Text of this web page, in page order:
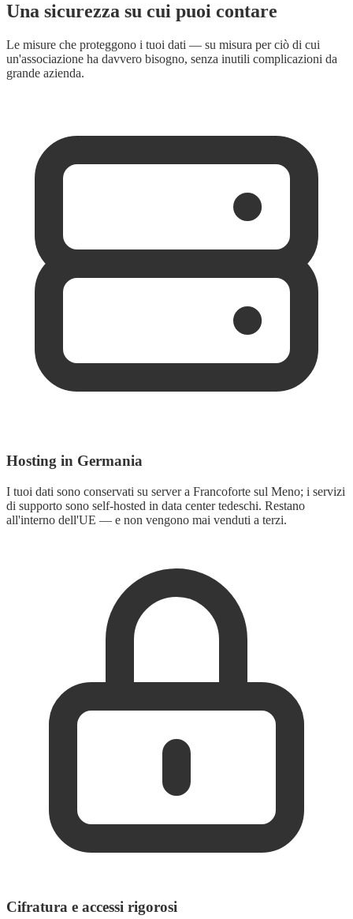
Una sicurezza su cui puoi contare
Le misure che proteggono i tuoi dati — su misura per ciò di cui
un'associazione ha davvero bisogno, senza inutili complicazioni da
grande azienda.
Hosting in Germania
I tuoi dati sono conservati su server a Francoforte sul Meno; i servizi
di supporto sono self-hosted in data center tedeschi. Restano
all'interno dell'UE — e non vengono mai venduti a terzi.
Cifratura e accessi rigorosi